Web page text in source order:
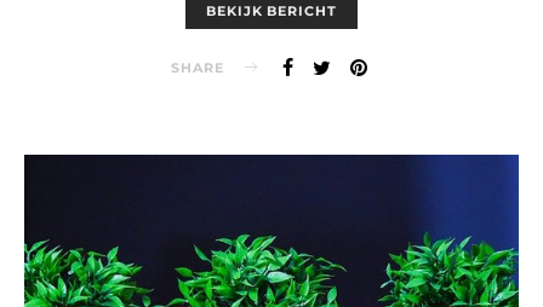
BEKIJK BERICHT
SHARE